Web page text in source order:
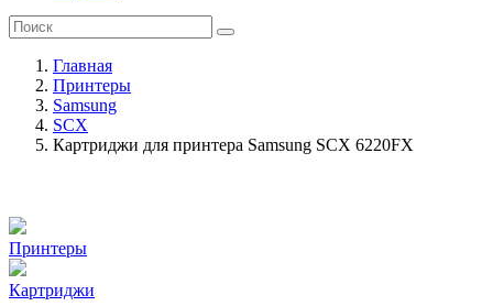
Главная
Принтеры
Samsung
SCX
Картриджи для принтера Samsung SCX 6220FX
Принтеры
Картриджи